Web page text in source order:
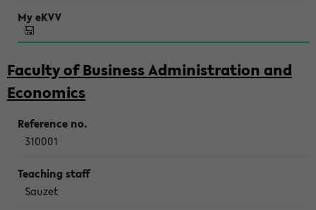
Faculty of Business Administration and
Economics
310001
Sauzet